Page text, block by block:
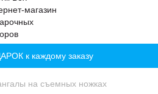
к каждому заказу
на съемных ножках